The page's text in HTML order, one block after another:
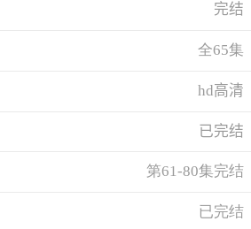
完结
全65集
hd高清
已完结
第61-80集完结
已完结